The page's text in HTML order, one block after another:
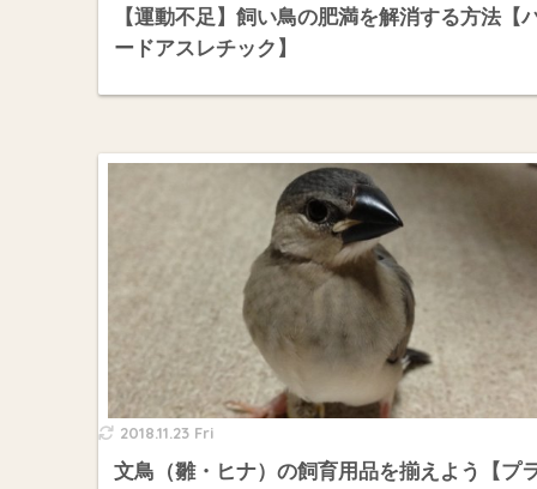
【運動不足】飼い鳥の肥満を解消する方法【
ードアスレチック】
2018.11.23 Fri
文鳥（雛・ヒナ）の飼育用品を揃えよう【プ